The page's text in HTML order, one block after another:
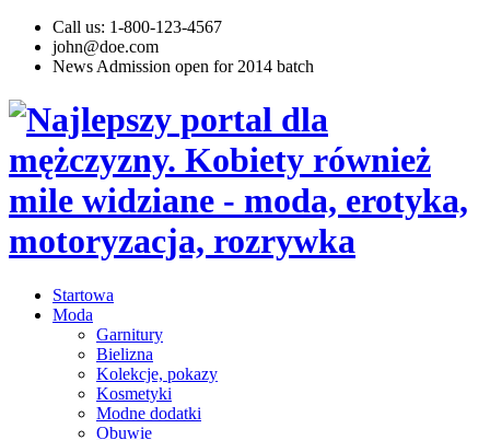
Call us: 1-800-123-4567
john@doe.com
News Admission open for 2014 batch
Startowa
Moda
Garnitury
Bielizna
Kolekcje, pokazy
Kosmetyki
Modne dodatki
Obuwie